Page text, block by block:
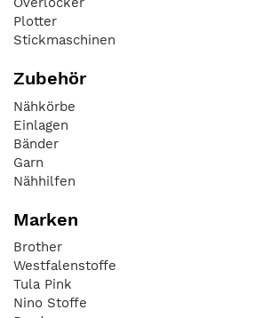
Plotter
Stickmaschinen
Zubehör
Nähkörbe
Einlagen
Bänder
Garn
Nähhilfen
Marken
Brother
Westfalenstoffe
Tula Pink
Nino Stoffe